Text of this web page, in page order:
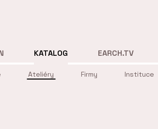
KATALOG
Ateliéry Firmy Instituce
EARCH.TV